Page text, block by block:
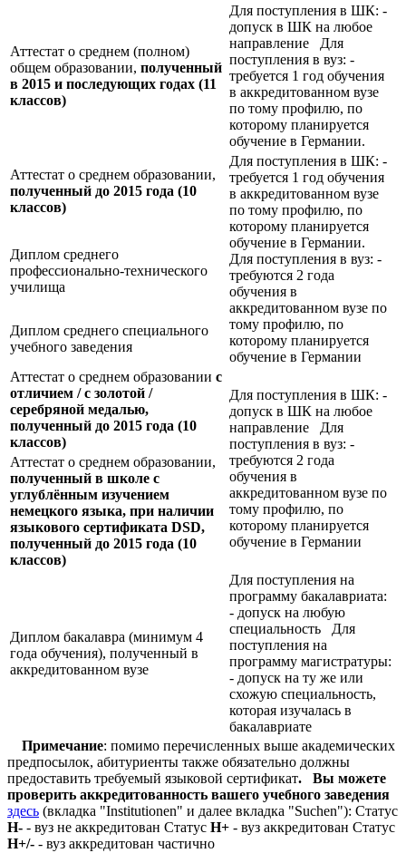
Аттестат о среднем (полном)
общем образовании, полученный
в 2015 и последующих годах (11
классов)
Для поступления в ШК: -
допуск в ШК на любое
направление Для
поступления в вуз: -
требуется 1 год обучения
в аккредитованном вузе
по тому профилю, по
которому планируется
обучение в Германии.
Аттестат о среднем образовании,
полученный до 2015 года (10
классов)
Для поступления в ШК: -
требуется 1 год обучения
в аккредитованном вузе
по тому профилю, по
которому планируется
обучение в Германии.
Для поступления в вуз: -
требуются 2 года
обучения в
аккредитованном вузе по
тому профилю, по
которому планируется
обучение в Германии
Диплом среднего
профессионально-технического
училища
Диплом среднего специального
учебного заведения
Аттестат о среднем образовании с
отличием / с золотой /
серебряной медалью,
полученный до 2015 года (10
классов)
Для поступления в ШК: -
допуск в ШК на любое
направление Для
поступления в вуз: -
требуются 2 года
обучения в
аккредитованном вузе по
тому профилю, по
которому планируется
обучение в Германии
Аттестат о среднем образовании,
полученный в школе с
углублённым изучением
немецкого языка, при наличии
языкового сертификата DSD,
полученный до 2015 года (10
классов)
Диплом бакалавра (минимум 4
года обучения), полученный в
аккредитованном вузе
Для поступления на
программу бакалавриата:
- допуск на любую
специальность Для
поступления на
программу магистратуры:
- допуск на ту же или
схожую специальность,
которая изучалась в
бакалавриате
Примечание: помимо перечисленных выше академических
предпосылок, абитуриенты также обязательно должны
предоставить требуемый языковой сертификат.
Вы можете
проверить аккредитованность вашего учебного заведения
здесь (вкладка "Institutionen" и далее вкладка "Suchen"): Статус
Н- - вуз не аккредитован Статус Н+ - вуз аккредитован Статус
Н+/- - вуз аккредитован частично